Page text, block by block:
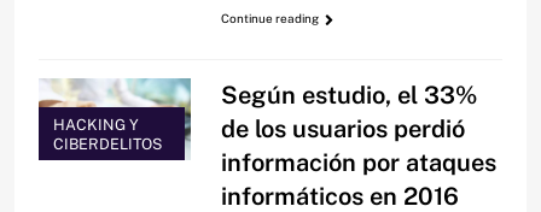
Continue reading
HACKING Y
CIBERDELITOS
Según estudio, el 33%
de los usuarios perdió
información por ataques
informáticos en 2016